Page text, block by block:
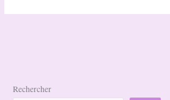
2018
Rechercher